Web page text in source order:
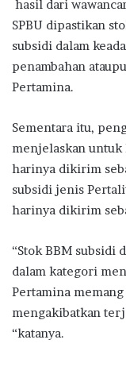
hasil dari
SPBU dipastikan
subsidi dalam
penambahan
Pertamina.
Sementara itu,
menjelaskan untuk
harinya dikirim
subsidi jenis
harinya dikirim
“Stok BBM subsidi
dalam kategori
Pertamina
mengakibatkan
“katanya.